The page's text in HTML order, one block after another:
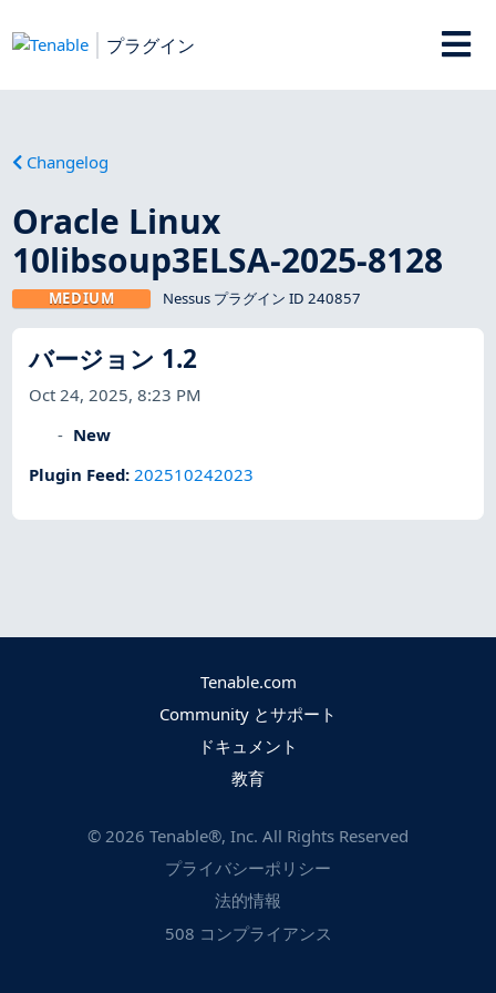
プラグイン
Changelog
Oracle Linux
10libsoup3ELSA-2025-8128
MEDIUM Nessus プラグイン ID 240857
バージョン 1.2
Oct 24, 2025, 8:23 PM
New
Plugin Feed:202510242023
Tenable.com
Community とサポート
ドキュメント
教育
© 2026 Tenable®, Inc. All Rights Reserved
プライバシーポリシー
法的情報
508 コンプライアンス